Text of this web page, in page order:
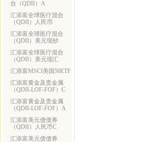
合（QDII）A
汇添富全球医疗混合
（QDII）人民币
汇添富全球医疗混合
（QDII）美元现钞
汇添富全球医疗混合
（QDII）美元现汇
汇添富MSCI美国50ETF
汇添富黄金及贵金属
（QDII-LOF-FOF）C
汇添富黄金及贵金属
（QDII-LOF-FOF）A
汇添富美元债债券
（QDII）人民币C
汇添富美元债债券